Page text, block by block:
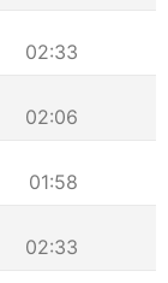
02:33
02:06
01:58
02:33